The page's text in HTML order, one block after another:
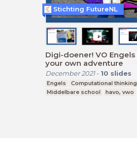
Digi-doener! VO Engels | Choose
your own adventure
December 2021- 10 slides
Engels
Computational thinking
Middelbare school
havo, vwo
Stichting FutureNL